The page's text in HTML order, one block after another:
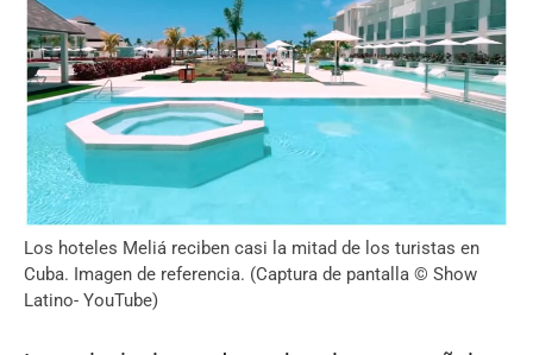
Los hoteles Meliá reciben casi la mitad de los turistas en
Cuba. Imagen de referencia. (Captura de pantalla © Show
Latino- YouTube)